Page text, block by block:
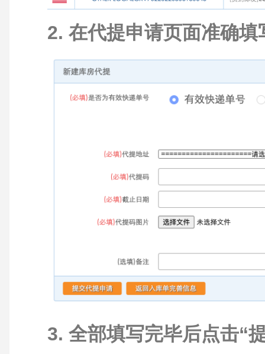
2. 在代提申请页面准确
3. 全部填写完毕后点击“